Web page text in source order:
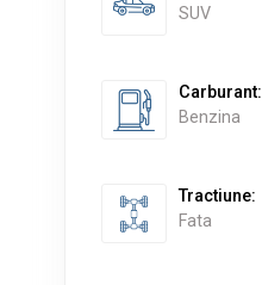
SUV
Carburant:
Benzina
Tractiune:
Fata